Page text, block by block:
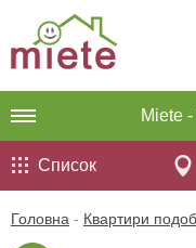
Miete -
Список
Головна - Квартири